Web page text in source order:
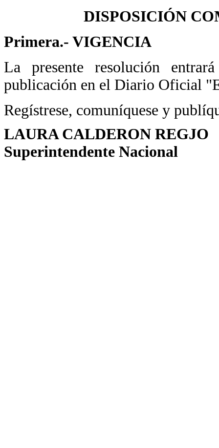
DISPOSICIÓN
Primera.- VIGENCIA
La presente resolución
publicación en el Diario Oficial
Regístrese, comuníquese y
LAURA CALDERON REGJO
Superintendente Nacional